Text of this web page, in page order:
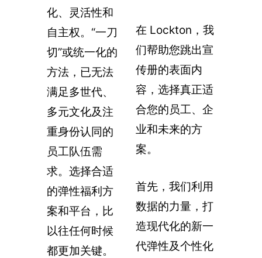
化、灵活性和
自主权。“一刀
切”或统一化的
方法，已无法
满足多世代、
多元文化及注
重身份认同的
员工队伍需
求。选择合适
的弹性福利方
案和平台，比
以往任何时候
都更加关键。
在 Lockton，我
们帮助您跳出宣
传册的表面内
容，选择真正适
合您的员工、企
业和未来的方
案。
首先，我们利用
数据的力量，打
造现代化的新一
代弹性及个性化